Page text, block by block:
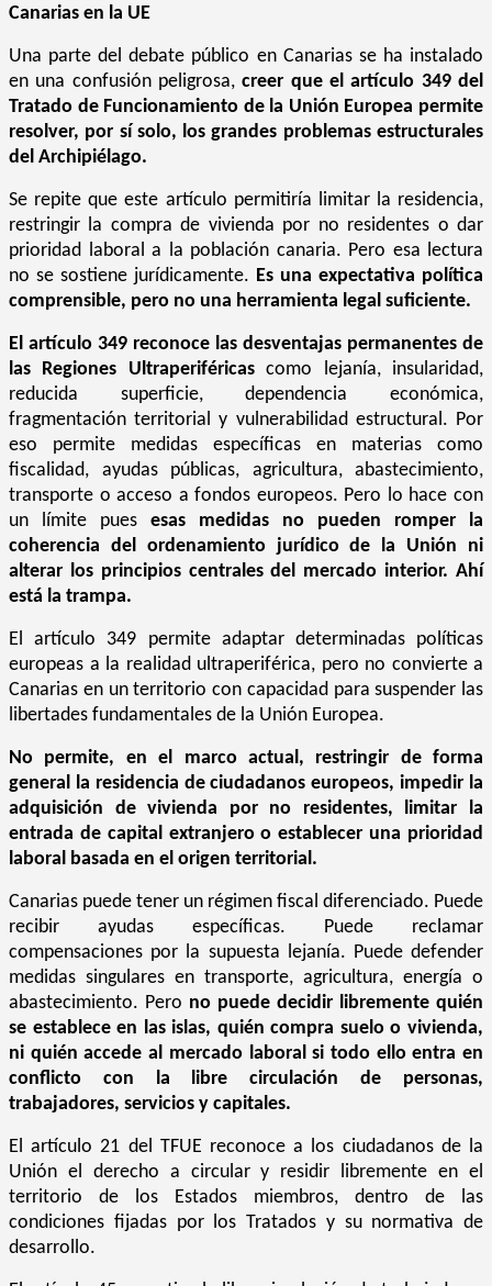
Canarias en la UE
Una parte del debate público en Canarias se ha instalado
en una confusión peligrosa,creer que el artículo 349 del
Tratado de Funcionamiento de la Unión Europea permite
resolver, por sí solo, los grandes problemas estructurales
del Archipiélago.
Se repite que este artículo permitiría limitar la residencia,
restringir la compra de vivienda por no residentes o dar
prioridad laboral a la población canaria. Pero esa lectura
no se sostiene jurídicamente. Es una expectativa política
comprensible, pero no una herramienta legal suficiente.
El artículo 349 reconoce las desventajas permanentes de
las Regiones Ultraperiféricascomo lejanía, insularidad,
reducida superficie, dependencia económica,
fragmentación territorial y vulnerabilidad estructural. Por
eso permite medidas específicas en materias como
fiscalidad, ayudas públicas, agricultura, abastecimiento,
transporte o acceso a fondos europeos. Pero lo hace con
un límite pues esas medidas no pueden romper la
coherencia del ordenamiento jurídico de la Unión ni
alterar los principios centrales del mercado interior. Ahí
está la trampa.
El artículo 349 permite adaptar determinadas políticas
europeas a la realidad ultraperiférica, pero no convierte a
Canarias en un territorio con capacidad para suspender las
libertades fundamentales de la Unión Europea.
No permite, en el marco actual, restringir de forma
general la residencia de ciudadanos europeos, impedir la
adquisición de vivienda por no residentes, limitar la
entrada de capital extranjero o establecer una prioridad
laboral basada en el origen territorial.
Canarias puede tener un régimen fiscal diferenciado. Puede
recibir ayudas específicas. Puede reclamar
compensaciones por la supuesta lejanía. Puede defender
medidas singulares en transporte, agricultura, energía o
abastecimiento. Pero no puede decidir libremente quién
se establece en las islas, quién compra suelo o vivienda,
ni quién accede al mercado laboral si todo ello entra en
conflicto con la libre circulación de personas,
trabajadores, servicios y capitales.
El artículo 21 del TFUE reconoce a los ciudadanos de la
Unión el derecho a circular y residir libremente en el
territorio de los Estados miembros, dentro de las
condiciones fijadas por los Tratados y su normativa de
desarrollo.